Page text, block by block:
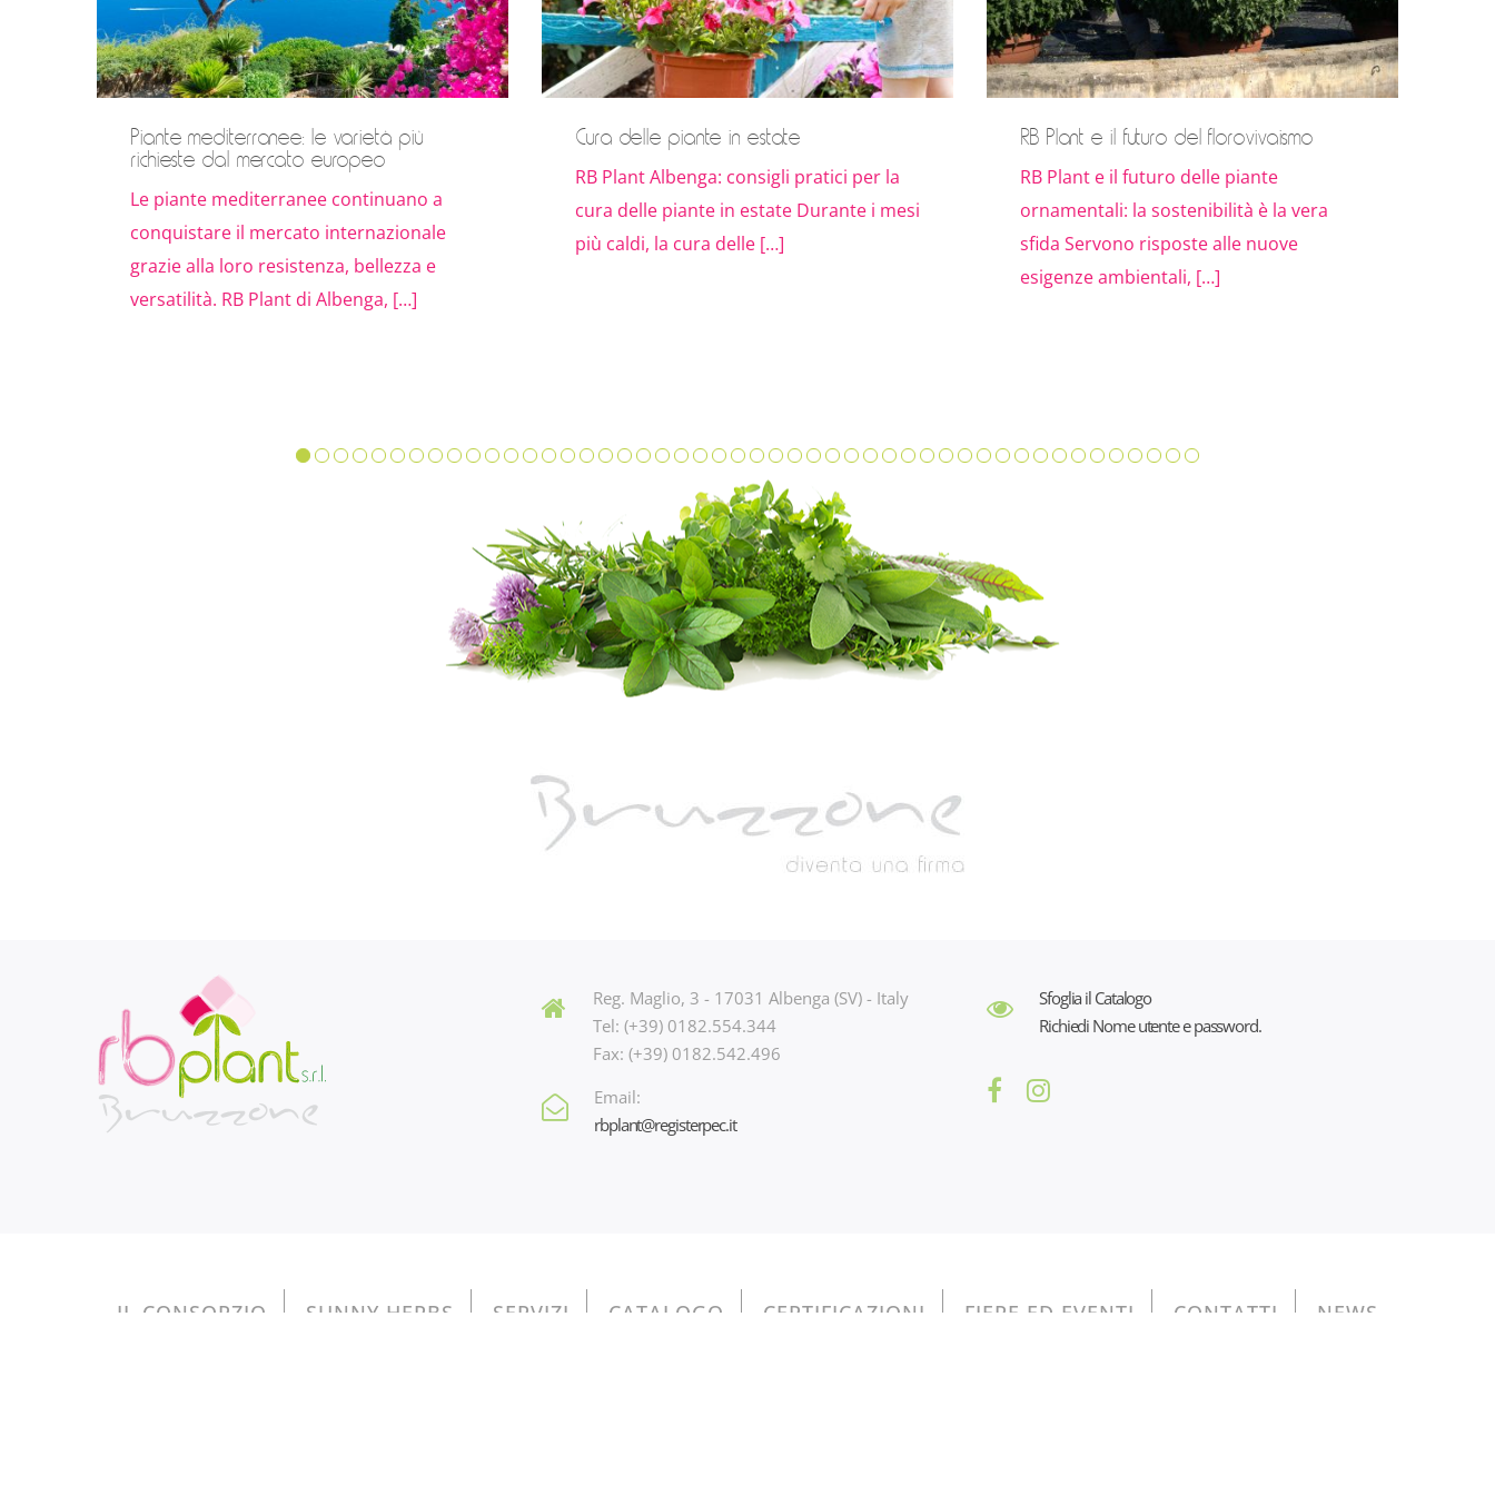
Piante mediterranee: le varietà più
richieste dal mercato europeo
Le piante mediterranee continuano a
conquistare il mercato internazionale
grazie alla loro resistenza, bellezza e
versatilità. RB Plant di Albenga, […]
Cura delle piante in estate
RB Plant Albenga: consigli pratici per la
cura delle piante in estate Durante i mesi
più caldi, la cura delle […]
RB Plant e il futuro del florovivaismo
RB Plant e il futuro delle piante
ornamentali: la sostenibilità è la vera
sfida Servono risposte alle nuove
esigenze ambientali, […]
Reg. Maglio, 3 - 17031 Albenga (SV) - Italy
Tel: (+39) 0182.554.344
Fax: (+39) 0182.542.496
Email:
rbplant@registerpec.it
Sfoglia il Catalogo
Richiedi Nome utente e password.
IL CONSORZIO SUNNY HERBS SERVIZI CATALOGO CERTIFICAZIONI FIERE ED EVENTI CONTATTI NEWS